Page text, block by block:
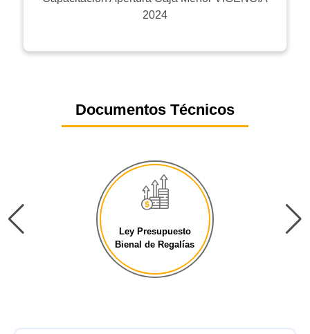
2024
Documentos Técnicos
Ley Presupuesto
Bienal de Regalías